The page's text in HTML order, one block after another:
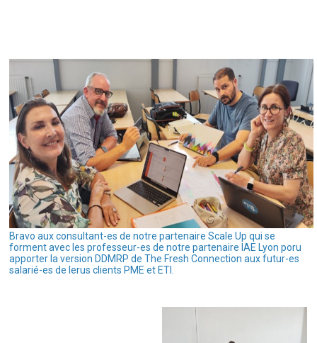
Bravo aux consultant-es de notre partenaire Scale Up qui se
forment avec les professeur-es de notre partenaire IAE Lyon poru
apporter la version DDMRP de The Fresh Connection aux futur-es
salarié-es de lerus clients PME et ETI.